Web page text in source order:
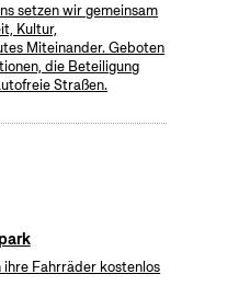
setzen wir gemeinsam
Kultur,
Miteinander. Geboten
die Beteiligung
Straßen.
Fahrräder kostenlos